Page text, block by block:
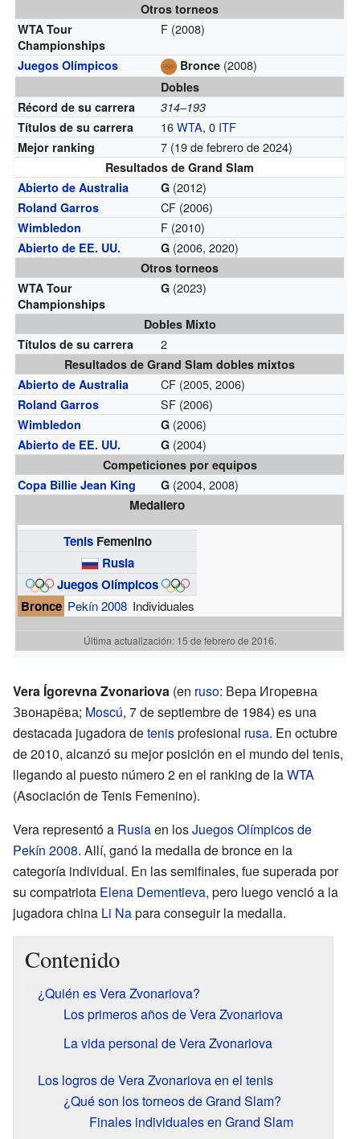
Otros torneos
WTA Tour
Championships
F (2008)
Juegos Olímpicos Bronce (2008)
Dobles
Récord de su carrera
314–193
Títulos de su carrera
16WTA, 0 ITF
Mejor ranking 7 (19 de febrero de 2024)
Resultados de Grand Slam
Abierto de Australia
G (2012)
Roland Garros CF (2006)
Wimbledon F (2010)
Abierto de EE. UU. G (2006, 2020)
Otros torneos
WTA Tour
Championships
G (2023)
Dobles Mixto
Títulos de su carrera
2
Resultados de Grand Slam dobles mixtos
Abierto de Australia
CF (2005, 2006)
Roland Garros SF (2006)
Wimbledon G (2006)
Abierto de EE. UU. G (2004)
Competiciones por equipos
Copa Billie Jean King
G (2004, 2008)
Medallero
TenisFemenino
Rusia
Juegos Olímpicos
Bronce Pekín 2008 Individuales
Última actualización: 15 de febrero de 2016.
Vera Ígorevna Zvonariova (en ruso: Вера Игоревна
Звонарёва; Moscú, 7 de septiembre de 1984) es una
destacada jugadora detenisprofesional rusa. En octubre
de 2010, alcanzó su mejor posición en el mundo del tenis,
llegando al puesto número 2 en el ranking de laWTA
(Asociación de Tenis Femenino).
Vera representó a Rusiaen losJuegos Olímpicos de
Pekín 2008. Allí, ganó la medalla de bronce en la
categoría individual. En las semifinales, fue superada por
su compatriota Elena Dementieva, pero luego venció a la
jugadora china Li Napara conseguir la medalla.
Contenido
¿Quién es Vera Zvonariova?
Los primeros años de Vera Zvonariova
La vida personal de Vera Zvonariova
Los logros de Vera Zvonariova en el tenis
¿Qué son los torneos de Grand Slam?
Finales individuales en Grand Slam